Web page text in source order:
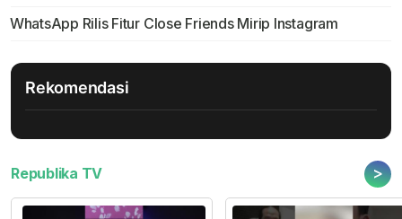
WhatsApp Rilis Fitur Close Friends Mirip Instagram
Rekomendasi
Republika TV >